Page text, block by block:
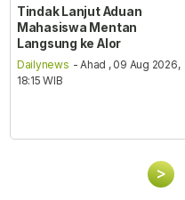
Tindak Lanjut Aduan
Mahasiswa Mentan
Langsung ke Alor
Dailynews - Ahad , 09 Aug 2026,
18:15 WIB
>